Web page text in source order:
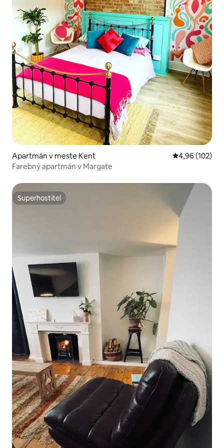
Apartmán v meste Kent Priemerné
4,96 (102)
Farebný apartmán v Margate
Superhostiteľ
Superhostiteľ